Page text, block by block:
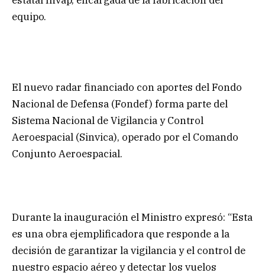
equipo.
El nuevo radar financiado con aportes del Fondo
Nacional de Defensa (Fondef) forma parte del
Sistema Nacional de Vigilancia y Control
Aeroespacial (Sinvica), operado por el Comando
Conjunto Aeroespacial.
Durante la inauguración el Ministro expresó: “Esta
es una obra ejemplificadora que responde a la
decisión de garantizar la vigilancia y el control de
nuestro espacio aéreo y detectar los vuelos